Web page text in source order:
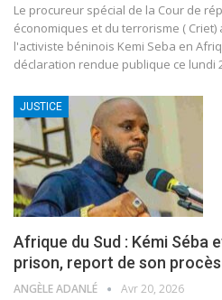
Le procureur spécial de la Cour de
économiques et du terrorisme (
l'activiste béninois Kemi Seba en
déclaration rendue publique ce lundi
JUSTICE
Afrique du Sud : Kémi Séba
prison, report de son procès
ANGÈLE ADANLÉ Avr 20, 2026